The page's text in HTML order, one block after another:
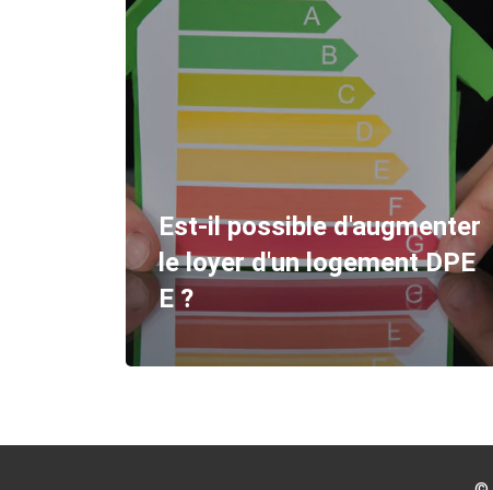
Pourquoi opter pour une
location meublée de longue
durée ?